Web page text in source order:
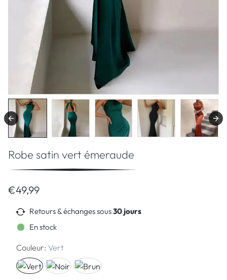
Robe satin vert émeraude
€49,99
Retours & échanges sous30 jours
En stock
Couleur: Vert